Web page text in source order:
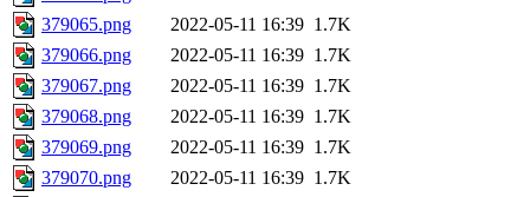
379065.png
2022-05-11 16:39 1.7K
379066.png
2022-05-11 16:39 1.7K
379067.png
2022-05-11 16:39 1.7K
379068.png
2022-05-11 16:39 1.7K
379069.png
2022-05-11 16:39 1.7K
379070.png
2022-05-11 16:39 1.7K